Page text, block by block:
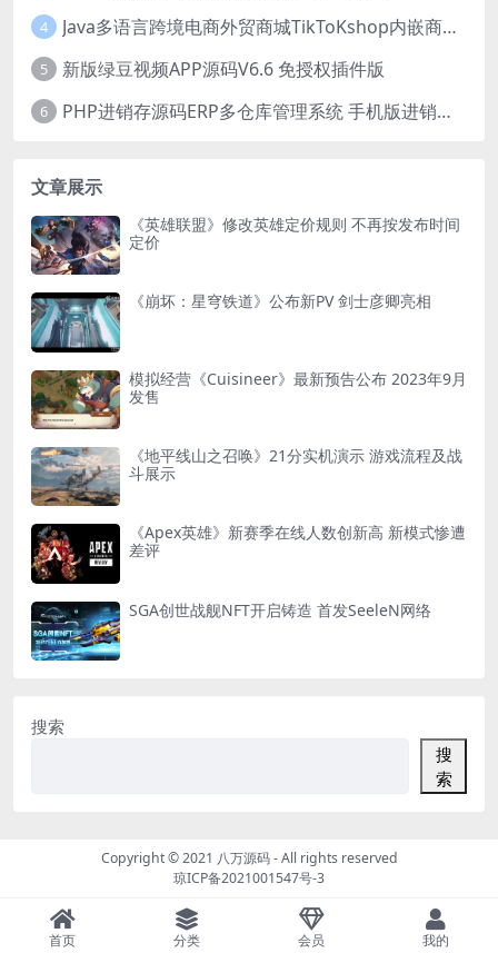
4 Java多语言跨境电商外贸商城TikToKshop内嵌商城I商家入驻I一键铺
5 新版绿豆视频APP源码V6.6 免授权插件版
6 PHP进销存源码ERP多仓库管理系统 手机版进销存 php网络版进销存小程序
文章展示
《英雄联盟》修改英雄定价规则 不再按发布时间
定价
《崩坏：星穹铁道》公布新PV 剑士彦卿亮相
模拟经营《Cuisineer》最新预告公布 2023年9月
发售
《地平线山之召唤》21分实机演示 游戏流程及战
斗展示
《Apex英雄》新赛季在线人数创新高 新模式惨遭
差评
SGA创世战舰NFT开启铸造 首发SeeleN网络
搜索
搜
索
Copyright © 2021 八万源码- All rights reserved
琼ICP备2021001547号-3
首页 分类 会员 我的